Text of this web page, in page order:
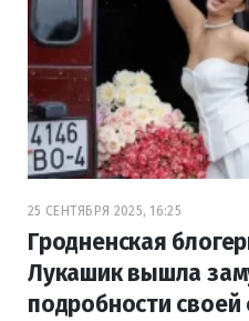
25 СЕНТЯБРЯ 2025, 16:25
Гродненская
Лукашик вышла
подробности своей